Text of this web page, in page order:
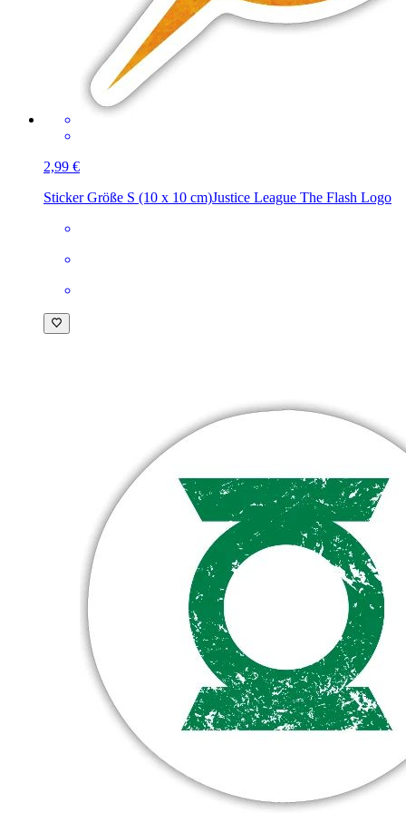
2,99 €
Sticker Größe S (10 x 10 cm)Justice League The Flash Logo